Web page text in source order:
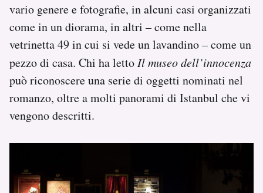
vario genere e fotografie, in alcuni casi organizzati
come in un diorama, in altri – come nella
vetrinetta 49 in cui si vede un lavandino – come un
pezzo di casa. Chi ha letto Il museo dell’innocenza
può riconoscere una serie di oggetti nominati nel
romanzo, oltre a molti panorami di Istanbul che vi
vengono descritti.